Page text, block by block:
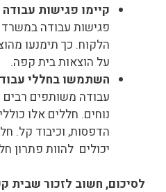
קיימו פגישות
פגישות עבודה
הלקוח. כך תימנעו
על הוצאות בית קפה.
השתמשו בחללי
עבודה משותפים רבים
נוחים. חללים אלו
הדפסות, וכיבוד קל.
יכולים להוות פתרון
לסיכום, חשוב לזכור שבית